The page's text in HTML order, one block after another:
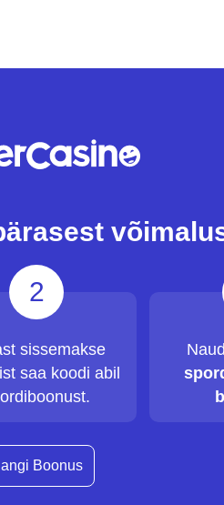
2
sissemakse
saa koodi abil
Boonus